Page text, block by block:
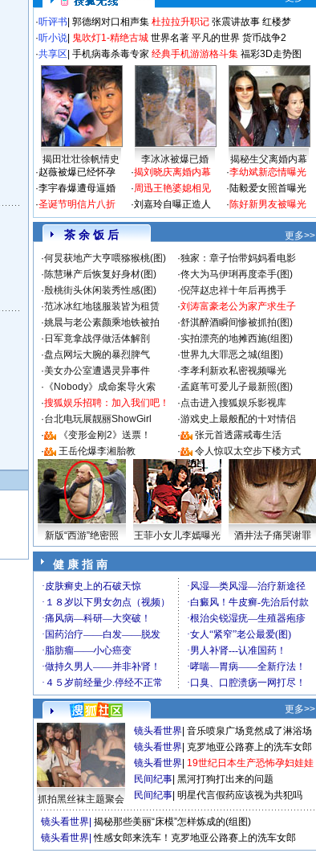
·听评书 郭德纲对口相声集 杜拉拉升职记 张震讲故事 红楼梦
·听小说 鬼吹灯1-精绝古城 世界名著 平凡的世界 货币战争2
·共享区 手机病毒杀毒专家 经典手机游游格斗集 福彩3D走势图
揭田壮壮徐帆情史 李冰冰被爆已婚
揭秘生父离婚内幕
·赵薇被爆已经怀孕
·李宇春爆遭母逼婚
·圣诞节明信片八折
·揭刘晓庆离婚内幕
·周迅王艳婆媳相见
·刘嘉玲自曝正造人
·李幼斌新恋情曝光
·陆毅爱女照首曝光
·陈好新男友被曝光
茶 余 饭 后
更多>>
·何炅获地产大亨喂猕猴桃(图) ·独家：章子怡带妈妈看电影
·陈慧琳产后恢复好身材(图) ·佟大为马伊琍再度牵手(图)
·殷桃街头休闲装秀性感(图) ·倪萍赵忠祥十年后再携手
·范冰冰红地毯服装皆为租赁 ·刘涛富豪老公为家产求生子
·姚晨与老公素颜乘地铁被拍 ·舒淇醉酒瞬间惨被抓拍(图)
· 日军竟拿战俘做活体解剖 ·实拍漂亮的地摊西施(组图)
·盘点网坛大腕的暴烈脾气 ·世界九大罪恶之城(组图)
·美女办公室遭遇灵异事件 ·李孝利新欢私密视频曝光
· 《Nobody》成命案导火索 ·孟庭苇可爱儿子最新照(图)
·搜狐娱乐招聘：加入我们吧！ ·点击进入搜狐娱乐影视库
·台北电玩展靓丽ShowGirl ·游戏史上最般配的十对情侣
·
《变形金刚2》送票！ ·
张元首透露戒毒生活
·
王岳伦爆李湘胎教 · 令人惊叹太空步下楼方式
新版“西游”绝密照 王菲小女儿李嫣曝光 酒井法子痛哭谢罪
健 康 指 南
更多>>
抓拍黑丝袜主题聚会
镜头看世界 音乐喷泉广场竟然成了淋浴场
镜头看世界 克罗地亚公路赛上的洗车女郎
镜头看世界 19世纪日本生产恐怖孕妇娃娃
民间纪事 黑河打狗打出来的问题
民间纪事 明星代言假药应该视为共犯吗
镜头看世界 揭秘那些美丽“床模”怎样炼成的(组图)
镜头看世界 性感女郎来洗车！克罗地亚公路赛上的洗车女郎